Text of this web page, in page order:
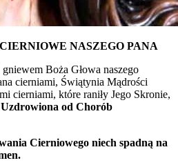
NASZEGO PANA
Boża Głowa naszego
cierniami, Świątynia Mądrości
cierniami, które raniły Jego Skronie,
od Chorób
Cierniowego niech spadną na